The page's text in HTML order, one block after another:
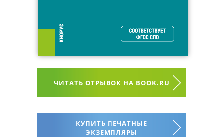
ЧИТАТЬ ОТРЫВОК НА BOOK.RU
КУПИТЬ ПЕЧАТНЫЕ
ЭКЗЕМПЛЯРЫ